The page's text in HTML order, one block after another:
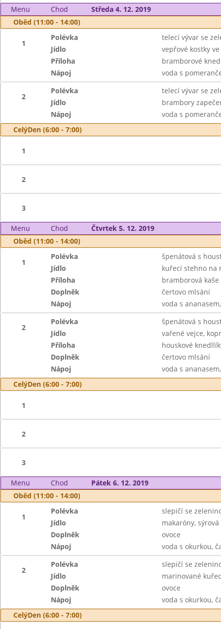
Menu Chod
Středa 4. 12. 2019
Oběd (11:00 - 14:00)
1
Polévka
telecí vývar se
Jídlo
vepřové kostky
Příloha
bramborové
Nápoj
voda s
2
Polévka
telecí vývar se
Jídlo
brambory
Nápoj
voda s
CelýDen (6:00 - 7:00)
1
2
3
Menu Chod
Čtvrtek 5. 12. 2019
Oběd (11:00 - 14:00)
1
Polévka
špenátová s
Jídlo
kuřecí stehno na
Příloha
bramborová kaše
Doplněk
čertovo mlsání
Nápoj
voda s
2
Polévka
špenátová s
Jídlo
vařené vejce,
Příloha
houskové
Doplněk
čertovo mlsání
Nápoj
voda s
CelýDen (6:00 - 7:00)
1
2
3
Menu Chod
Pátek 6. 12. 2019
Oběd (11:00 - 14:00)
1
Polévka
slepičí se
Jídlo
makaróny,
Doplněk
ovoce
Nápoj
voda s okurkou,
2
Polévka
slepičí se
Jídlo
marinované
Doplněk
ovoce
Nápoj
voda s okurkou,
CelýDen (6:00 - 7:00)